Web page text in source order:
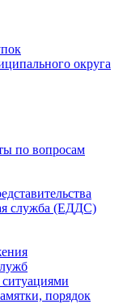
округа
по вопросам
служба (ЕДДС)
порядок